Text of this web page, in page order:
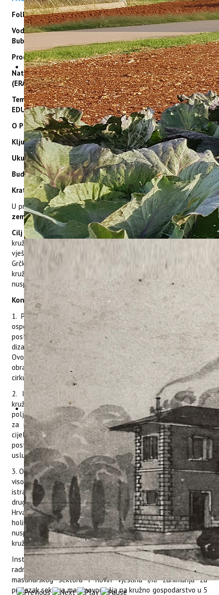
Follow us on LINKEDIN
Voditeljica projekta u Institutu:dr.sc. KarolinaBrkić
Bubola
Program: Erasmus +
Natječaj: Partnerships for Innovation - Alliances
(ERASMUS-EDU-2023-PI-ALL-INNO)
Tema: Alliances for Education and Enterprises (ERASMUS-
EDU-2023-PI-INNO-EDU-ENTERP)
O PROJEKTU
Ključna aktivnost:Partnerstva za suradnju i razmjenu praksi
Ukupni budžet projekta: 1.578.576,00 € (EU: 1.262.861,00 €)
Budžet IPTPO-a: 143.137,00 € (EU: 114.510,00 €)
Kratak opis projekta:
U projekt CIRCOLIVE, uključeno je9 partneraiz5 europskih
zemalja (Grčke, Italije, Španjolske, Portugala i Hrvatske).
Cilj projekta:Projekt ima za cilj podržati prijelaz EU-a na
kružnu ekonomiju poboljšanjem/jačanjem kružnih poslovnih
vještina u sektoru maslinovog ulja u Španjolskoj, Italiji,
Grčkoj, Portugalu i Hrvatskoj, kako bi se promicalo usvajanje
kružnih poduzetničkih modela za valorizaciju otpada i
nusproizvoda iz cijelog maslinarskog sektora.
Konkretnije, projekt ima za cilj:
1. Poticanje prilagodbe pružanja strukovnog obrazovanja i
osposobljavanja prema novonastalim potrebama za kružnim
poslovnim vještinama u maslinarskom sektoru uz pomoć
dizajniranja transnacionalnih nastavnih planova i programa.
Ovo je važno u oblikovanju odgovora sustava strukovnog
obrazovanja i osposobljavanja za suočavanje s prijelazom na
cirkularnu ekonomiju u maslinarskom sektoru.
2. Izgradnja vještina malih operatera za implementaciju
kružnih poslovnih modela i dubokih tehnoloških domena u
poljoprivredno - prehrambenom sektoru te poticanje osjećaja
za inicijativu, poduzetničke stavove i način razmišljanja u
cijelom lancu vrijednosti maslinovog ulja, omogućujući im da
postanu inovativniji i konkurentniji, npr. lansiranje novih
usluga/proizvoda, itd.
3. Olakšavanje protoka i zajedničkog stvaranja znanja između
visokog i strukovnog obrazovanja i osposobljavanja,
istraživačkih institucija, javnog sektora i poslovnog sektora i
drugih dionika u Španjolskoj, Italiji, Grčkoj, Portugalu i
Hrvatskoj za potporu/promicanje razvoja i provedbu
holističkih kružnih poslovnih modela za valorizaciju otpada i
nusproizvoda od maslina i prijelaz sektora maslinovog ulja na
kružnu ekonomiju.
Institut za poljoprivredu i turizam je vodeći partner na
radnom paketu 2 (WP2): Identifikacija kružnih potreba
maslinarskog sektora i novih vještina i/ili zanimanja za
prelazak sektora maslinovog ulja na kružno gospodarstvo u 5